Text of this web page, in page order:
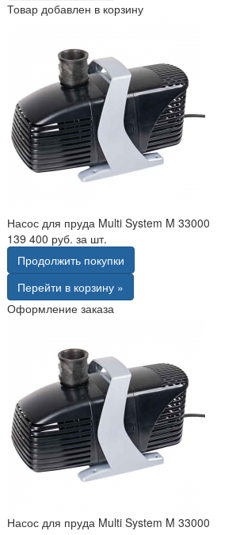
Товар добавлен в корзину
Насос для пруда Multi System M 33000
139 400 руб. за шт.
Продолжить покупки
Перейти в корзину »
Оформление заказа
Насос для пруда Multi System M 33000